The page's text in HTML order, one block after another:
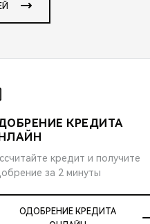
КРЕДИТА
кредит и получите
за 2 минуты
ОДОБРЕНИЕ КРЕДИТА